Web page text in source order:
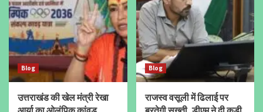
Blog
उत्तराखंड की खेल मंत्री रेखा
Blog
राजस्व वसूली में ढिलाई पर